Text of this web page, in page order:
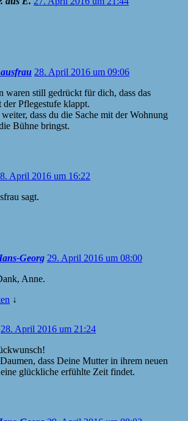
28. April 2016 um 09:06
waren still gedrückt für dich, dass das
Pflegestufe klappt.
dass du die Sache mit der Wohnung
Bühne bringst.
April 2016 um 16:22
sagt.
Georg 29. April 2016 um 08:00
Anne.
↓
28. April 2016 um 21:24
dass Deine Mutter in ihrem neuen
glückliche erfühlte Zeit findet.